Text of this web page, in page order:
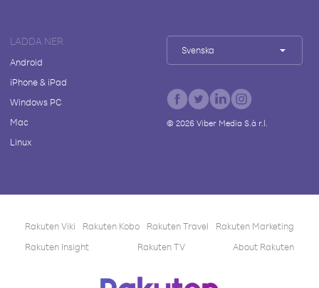
LADDA NER
Android
iPhone & iPad
Windows PC
Mac
Linux
Svenska
© 2026Viber Media S.à r.l.
Rakuten Viki Rakuten Kobo Rakuten Travel
Rakuten Marketing
Rakuten Insight
Rakuten TV About Rakuten